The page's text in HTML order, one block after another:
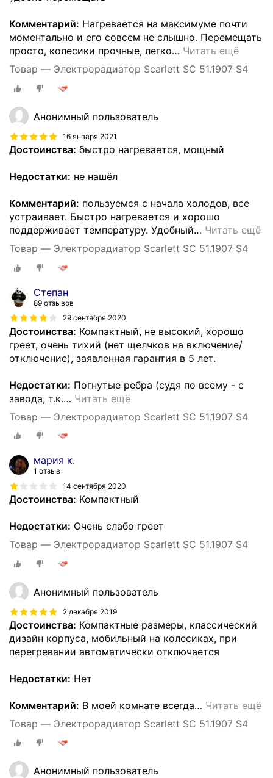
Комментарий: Нагревается на максимуме почти
моментально и его совсем не слышно. Перемещать
просто, колесики прочные, легко… Читать ещё
Товар — Электрорадиатор Scarlett SC 51.1907 S4
Анонимный пользователь
16 января 2021
Достоинства: быстро нагревается, мощный
Недостатки: не нашёл
Комментарий: пользуемся с начала холодов, все
устраивает. Быстро нагревается и хорошо
поддерживает температуру. Удобный… Читать ещё
Товар — Электрорадиатор Scarlett SC 51.1907 S4
Степан
89 отзывов
29 сентября 2020
Достоинства: Компактный, не высокий, хорошо
греет, очень тихий (нет щелчков на включение/
отключение), заявленная гарантия в 5 лет.
Недостатки: Погнутые ребра (судя по всему - с
завода, т.к.… Читать ещё
Товар — Электрорадиатор Scarlett SC 51.1907 S4
мария к.
1 отзыв
14 сентября 2020
Достоинства: Компактный
Недостатки: Очень слабо греет
Товар — Электрорадиатор Scarlett SC 51.1907 S4
Анонимный пользователь
2 декабря 2019
Достоинства: Компактные размеры, классический
дизайн корпуса, мобильный на колесиках, при
перегревании автоматически отключается
Недостатки: Нет
Комментарий: В моей комнате всегда… Читать ещё
Товар — Электрорадиатор Scarlett SC 51.1907 S4
Анонимный пользователь